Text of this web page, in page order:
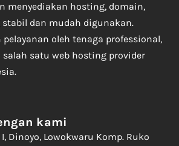
menyediakan hosting, domain,
stabil dan mudah digunakan.
oleh tenaga professional,
satu web hosting provider
kami
Dinoyo, Lowokwaru Komp. Ruko